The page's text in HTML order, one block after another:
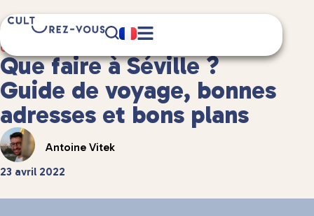
Guides de voyage
13 minute(s) de lecture
Que faire à Séville ?
Guide de voyage, bonnes
adresses et bons plans
Antoine Vitek
23 avril 2022